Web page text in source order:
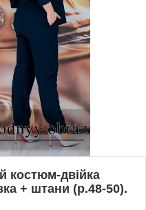
костюм-двійка
+ штани (р.48-50).